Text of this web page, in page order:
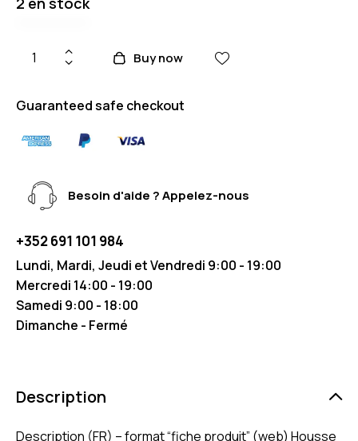
Buy now
Guaranteed safe checkout
Besoin d'aide ? Appelez-nous
+352 691 101 984
Lundi, Mardi, Jeudi et Vendredi 9:00 - 19:00
Mercredi 14:00 - 19:00
Samedi 9:00 - 18:00
Dimanche - Fermé
Description
Description (FR) – format “fiche produit” (web) Housse